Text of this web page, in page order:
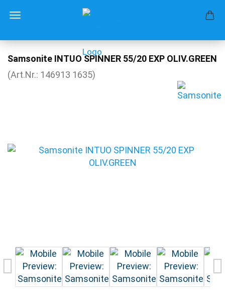
Samsonite INTUO SPINNER 55/20 EXP OLIV.GREEN
(Art.Nr.: 146913 1635)